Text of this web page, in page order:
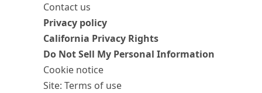
Contact us
Privacy policy
California Privacy Rights
Do Not Sell My Personal Information
Cookie notice
Site: Terms of use